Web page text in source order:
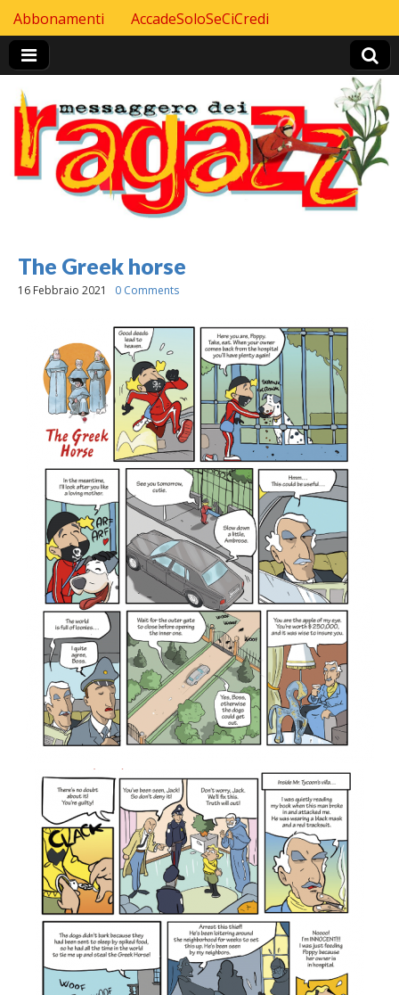
Header Top menu
Skip to content
Abbonamenti AccadeSoloSeCiCredi
The Greek horse
16 Febbraio 2021 0 Comments